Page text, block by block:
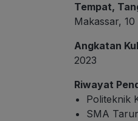
Tempat,
Makassar,
Angkatan
2023
Riwayat
Politeknik
SMA